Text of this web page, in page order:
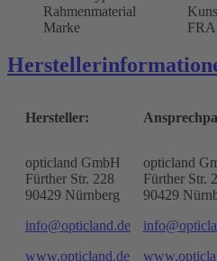
Rahmenmaterial
Marke
Hersteller:
opticland GmbH
Fürther Str. 228
90429 Nürnberg
info@opticland.de
www.opticland.de
opticland
Fürther Str.
90429